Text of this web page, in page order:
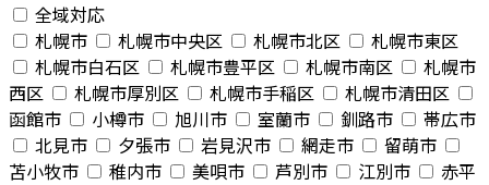
全域対応
札幌市
札幌市中央区 札幌市北区
札幌市東区
札幌市白石区
札幌市豊平区 札幌市南区
札幌市
西区
札幌市厚別区 札幌市手稲区
札幌市清田区
函館市
小樽市 旭川市 室蘭市 釧路市
帯広市
北見市
夕張市 岩見沢市 網走市
留萌市
苫小牧市
稚内市 美唄市 芦別市 江別市
赤平